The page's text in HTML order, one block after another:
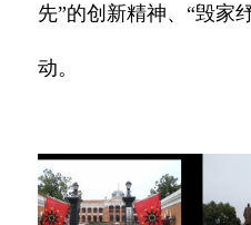
先”的创新精神、“毁家
动。